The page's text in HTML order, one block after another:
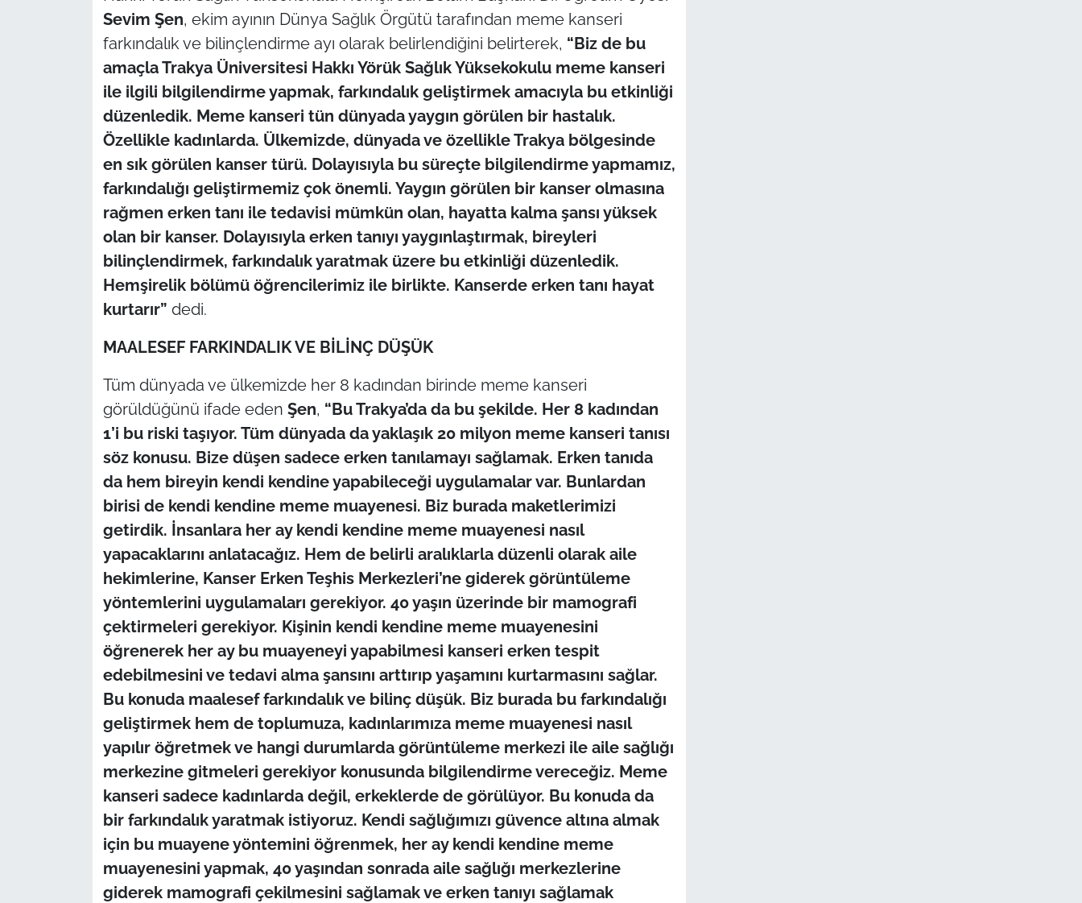
Sevim Şen, ekim ayının Dünya Sağlık Örgütü tarafından meme kanseri
farkındalık ve bilinçlendirme ayı olarak belirlendiğini belirterek, “Biz de bu
amaçla Trakya Üniversitesi Hakkı Yörük Sağlık Yüksekokulu meme kanseri
ile ilgili bilgilendirme yapmak, farkındalık geliştirmek amacıyla bu etkinliği
düzenledik. Meme kanseri tün dünyada yaygın görülen bir hastalık.
Özellikle kadınlarda. Ülkemizde, dünyada ve özellikle Trakya bölgesinde
en sık görülen kanser türü. Dolayısıyla bu süreçte bilgilendirme yapmamız,
farkındalığı geliştirmemiz çok önemli. Yaygın görülen bir kanser olmasına
rağmen erken tanı ile tedavisi mümkün olan, hayatta kalma şansı yüksek
olan bir kanser. Dolayısıyla erken tanıyı yaygınlaştırmak, bireyleri
bilinçlendirmek, farkındalık yaratmak üzere bu etkinliği düzenledik.
Hemşirelik bölümü öğrencilerimiz ile birlikte. Kanserde erken tanı hayat
kurtarır” dedi.
MAALESEF FARKINDALIK VE BİLİNÇ DÜŞÜK
Tüm dünyada ve ülkemizde her 8 kadından birinde meme kanseri
görüldüğünü ifade eden Şen, “Bu Trakya’da da bu şekilde. Her 8 kadından
1’i bu riski taşıyor. Tüm dünyada da yaklaşık 20 milyon meme kanseri tanısı
söz konusu. Bize düşen sadece erken tanılamayı sağlamak. Erken tanıda
da hem bireyin kendi kendine yapabileceği uygulamalar var. Bunlardan
birisi de kendi kendine meme muayenesi. Biz burada maketlerimizi
getirdik. İnsanlara her ay kendi kendine meme muayenesi nasıl
yapacaklarını anlatacağız. Hem de belirli aralıklarla düzenli olarak aile
hekimlerine, Kanser Erken Teşhis Merkezleri’ne giderek görüntüleme
yöntemlerini uygulamaları gerekiyor. 40 yaşın üzerinde bir mamografi
çektirmeleri gerekiyor. Kişinin kendi kendine meme muayenesini
öğrenerek her ay bu muayeneyi yapabilmesi kanseri erken tespit
edebilmesini ve tedavi alma şansını arttırıp yaşamını kurtarmasını sağlar.
Bu konuda maalesef farkındalık ve bilinç düşük. Biz burada bu farkındalığı
geliştirmek hem de toplumuza, kadınlarımıza meme muayenesi nasıl
yapılır öğretmek ve hangi durumlarda görüntüleme merkezi ile aile sağlığı
merkezine gitmeleri gerekiyor konusunda bilgilendirme vereceğiz. Meme
kanseri sadece kadınlarda değil, erkeklerde de görülüyor. Bu konuda da
bir farkındalık yaratmak istiyoruz. Kendi sağlığımızı güvence altına almak
için bu muayene yöntemini öğrenmek, her ay kendi kendine meme
muayenesini yapmak, 40 yaşından sonrada aile sağlığı merkezlerine
giderek mamografi çekilmesini sağlamak ve erken tanıyı sağlamak
İş Dünyası
Bilim Teknoloji
English News
Canlı Maç
Gündem-Eğitim